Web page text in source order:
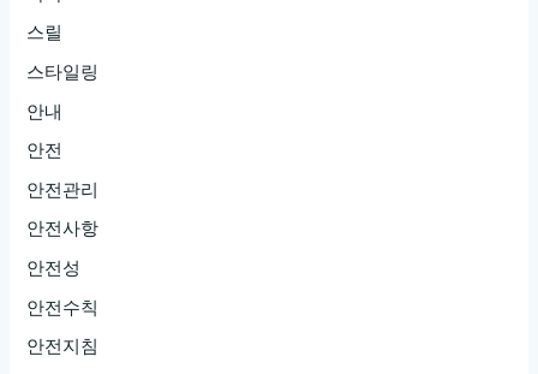
스릴
스타일링
안내
안전
안전관리
안전사항
안전성
안전수칙
안전지침